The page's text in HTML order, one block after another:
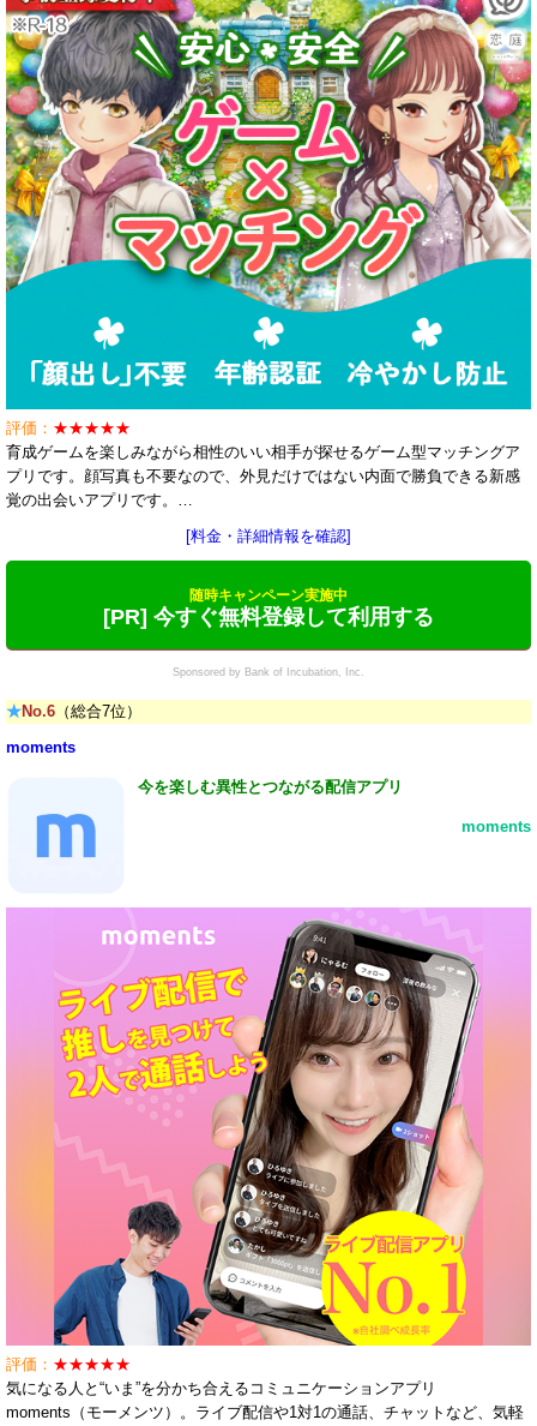
評価： ★★★★★
育成ゲームを楽しみながら相性のいい相手が探せるゲーム型マッチングア
プリです。顔写真も不要なので、外見だけではない内面で勝負できる新感
覚の出会いアプリです。…
[料金・詳細情報を確認]
随時キャンペーン実施中
[PR] 今すぐ無料登録して利用する
Sponsored by Bank of Incubation, Inc.
★No.6 （総合7位）
moments
今を楽しむ異性とつながる配信アプリ
moments
評価： ★★★★★
気になる人と“いま”を分かち合えるコミュニケーションアプリ
moments（モーメンツ）。ライブ配信や1対1の通話、チャットなど、気軽